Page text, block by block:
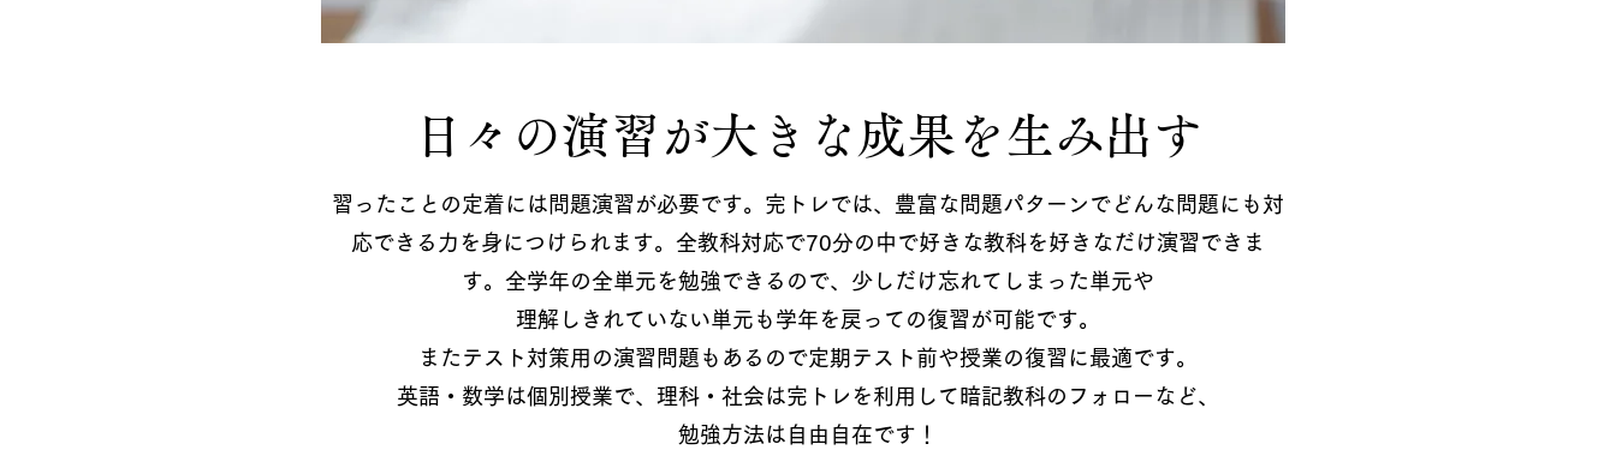
日々の演習が大きな成果を生み出す
習ったことの定着には問題演習が必要です。完トレでは、豊富な問題パターンでどんな問題にも対
応できる力を身につけられます。全教科対応で70分の中で好きな教科を好きなだけ演習できま
す。全学年の全単元を勉強できるので、少しだけ忘れてしまった単元や
理解しきれていない単元も学年を戻っての復習が可能です。
またテスト対策用の演習問題もあるので定期テスト前や授業の復習に最適です。
英語・数学は個別授業で、理科・社会は完トレを利用して暗記教科のフォローなど、
勉強方法は自由自在です！